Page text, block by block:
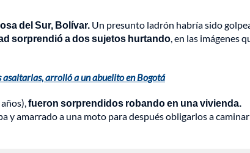
del Sur, Bolívar. Un presunto ladrón habría sido
sorprendió a dos sujetos hurtando, en las imágenes
arrolló a un abuelito en Bogotá
fueron sorprendidos robando en una vivienda.
y amarrado a una moto para después obligarlos a caminar